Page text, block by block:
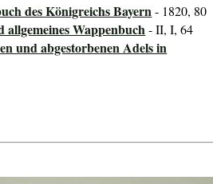
des Königreichs Bayern- 1820, 80
allgemeines Wappenbuch- II, I, 64
und abgestorbenen Adels in